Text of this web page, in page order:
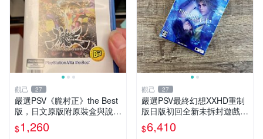
觀己 27
嚴選PSV《朧村正》the Best
版，日文原版附原裝盒與說明
書，成色近新，保存良好，遊
戲卡帶齊全且插拔頻率低，運
$1,260
觀己 27
嚴選PSV最終幻想XXHD重制
版日版初回全新未拆封遊戲合
集 線玩 香港版
$6,410